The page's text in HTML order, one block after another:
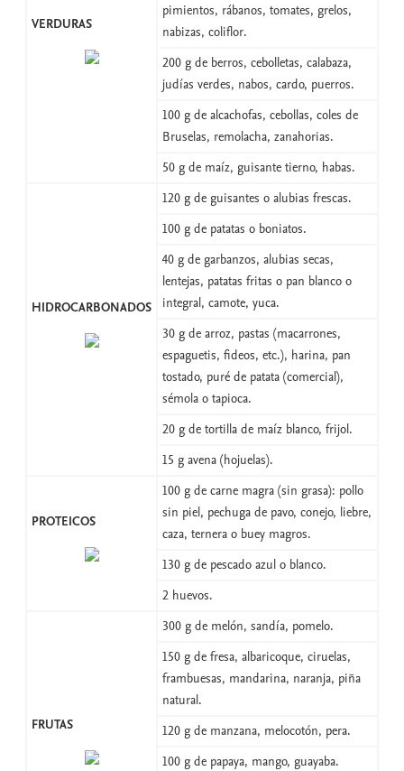
VERDURAS
pimientos, rábanos, tomates, grelos,
nabizas, coliflor.
200 g de berros, cebolletas, calabaza,
judías verdes, nabos, cardo, puerros.
100 g de alcachofas, cebollas, coles de
Bruselas, remolacha, zanahorias.
50 g de maíz, guisante tierno, habas.
HIDROCARBONADOS
120 g de guisantes o alubias frescas.
100 g de patatas o boniatos.
40 g de garbanzos, alubias secas,
lentejas, patatas fritas o pan blanco o
integral, camote, yuca.
30 g de arroz, pastas (macarrones,
espaguetis, fideos, etc.), harina, pan
tostado, puré de patata (comercial),
sémola o tapioca.
20 g de tortilla de maíz blanco, frijol.
15 g avena (hojuelas).
PROTEICOS
100 g de carne magra (sin grasa): pollo
sin piel, pechuga de pavo, conejo, liebre,
caza, ternera o buey magros.
130 g de pescado azul o blanco.
2 huevos.
FRUTAS
300 g de melón, sandía, pomelo.
150 g de fresa, albaricoque, ciruelas,
frambuesas, mandarina, naranja, piña
natural.
120 g de manzana, melocotón, pera.
100 g de papaya, mango, guayaba.